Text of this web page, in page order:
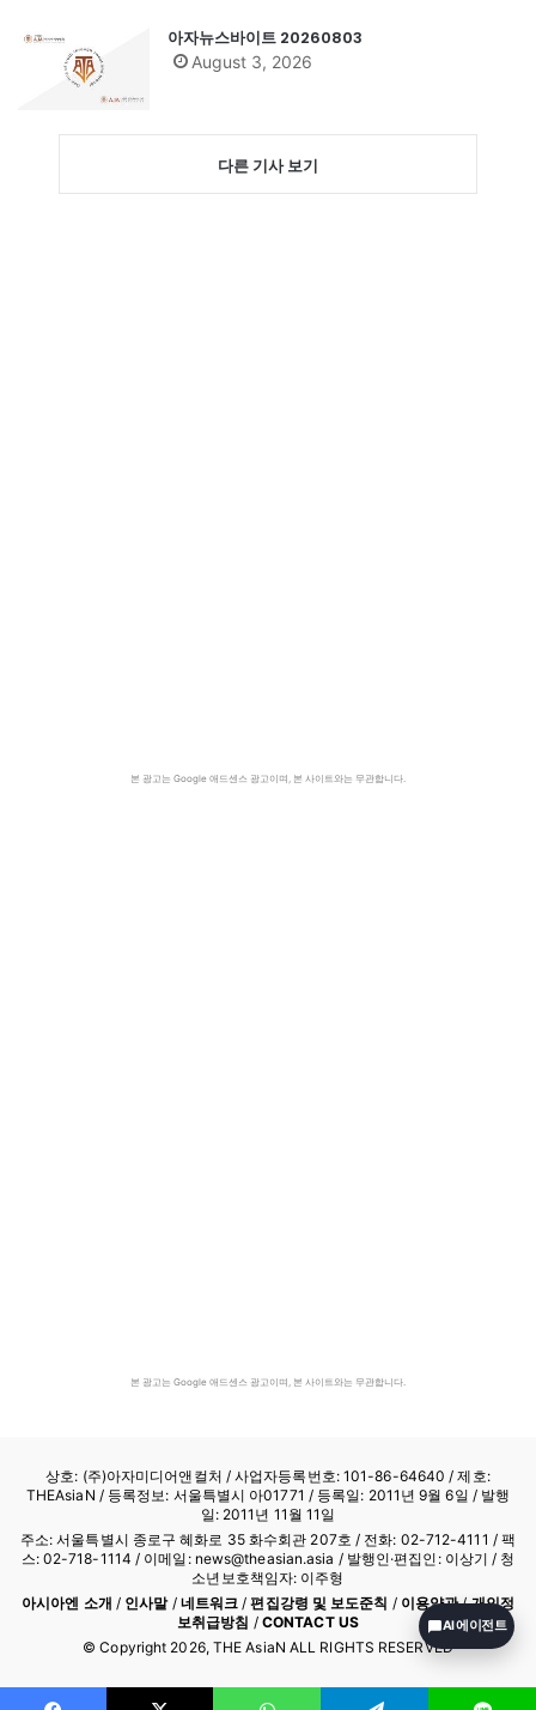
아자뉴스바이트 20260803
August 3, 2026
다른 기사 보기
본 광고는 Google 애드센스 광고이며, 본 사이트와는 무관합니다.
본 광고는 Google 애드센스 광고이며, 본 사이트와는 무관합니다.
상호: (주)아자미디어앤컬처 /사업자등록번호: 101-86-64640 / 제호:
THEAsiaN / 등록정보: 서울특별시 아01771 / 등록일: 2011년 9월 6일 / 발행
일: 2011년 11월 11일
주소: 서울특별시 종로구 혜화로 35 화수회관 207호 / 전화: 02-712-4111 / 팩
스: 02-718-1114 / 이메일: news@theasian.asia / 발행인·편집인: 이상기 / 청
소년보호책임자: 이주형
아시아엔 소개 / 인사말/ 네트워크 /편집강령 및 보도준칙 / 이용약관/개인정
보취급방침 / CONTACT US
© Copyright 2026, THE AsiaN ALL RIGHTS RESERVED
AI 에이전트